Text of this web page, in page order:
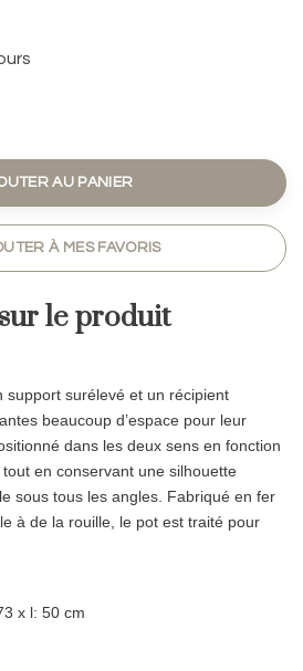
AU PANIER
À MES FAVORIS
le produit
support surélevé et un récipient
beaucoup d’espace pour leur
dans les deux sens en fonction
en conservant une silhouette
sous tous les angles. Fabriqué en fer
à de la rouille, le pot est traité pour
x l: 50 cm